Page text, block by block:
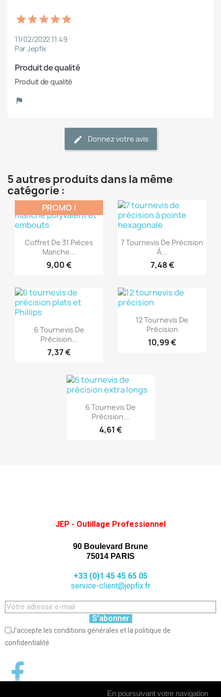
11/02/2022 11:49
Par Jepfix
Produit de qualité
Produit de qualité
Donnez votre avis
5 autres produits dans la même
catégorie :
Aperçu rapide
Coffret De 31 Pièces
Manche...
9,00 €
PROMO !
Aperçu rapide
7 Tournevis De Précision
À...
7,48 €
Aperçu rapide
6 Tournevis De
Précision...
7,37 €
Aperçu rapide
12 Tournevis De
Précision
10,99 €
Aperçu rapide
6 Tournevis De
Précision...
4,61 €
(1)
JEP - Outillage Professionnel
90 Boulevard Brune
75014 PARIS
+33 (0)1 45 45 65 05
service-client@jepfix.fr
S’abonner
J'accepte les conditions générales et la politique de
confidentialité
En poursuivant votre navigation